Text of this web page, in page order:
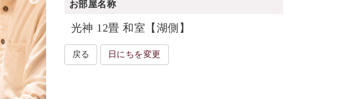
お部屋名称
光神 12畳 和室【湖側】
戻る 日にちを変更